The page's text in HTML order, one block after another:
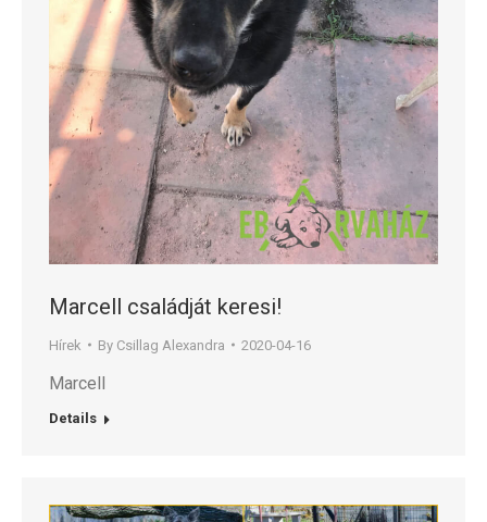
Marcell családját keresi!
Hírek By Csillag Alexandra 2020-04-16
Marcell
Details